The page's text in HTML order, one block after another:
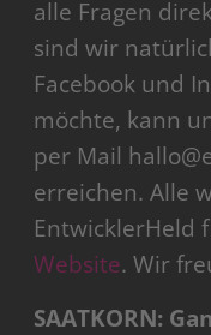
alle Fragen
sind wir
Facebook​ und
möchte, kann
per Mail
erreichen. Alle
EntwicklerHeld
Website​. Wir
SAATKORN: